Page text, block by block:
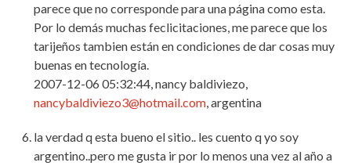
parece que no corresponde para una página como esta.
Por lo demás muchas feclicitaciones, me parece que los
tarijeños tambien están en condiciones de dar cosas muy
buenas en tecnología.
2007-12-06 05:32:44, nancy baldiviezo,
nancybaldiviezo3@hotmail.com, argentina
la verdad q esta bueno el sitio.. les cuento q yo soy
argentino..pero me gusta ir por lo menos una vez al año a